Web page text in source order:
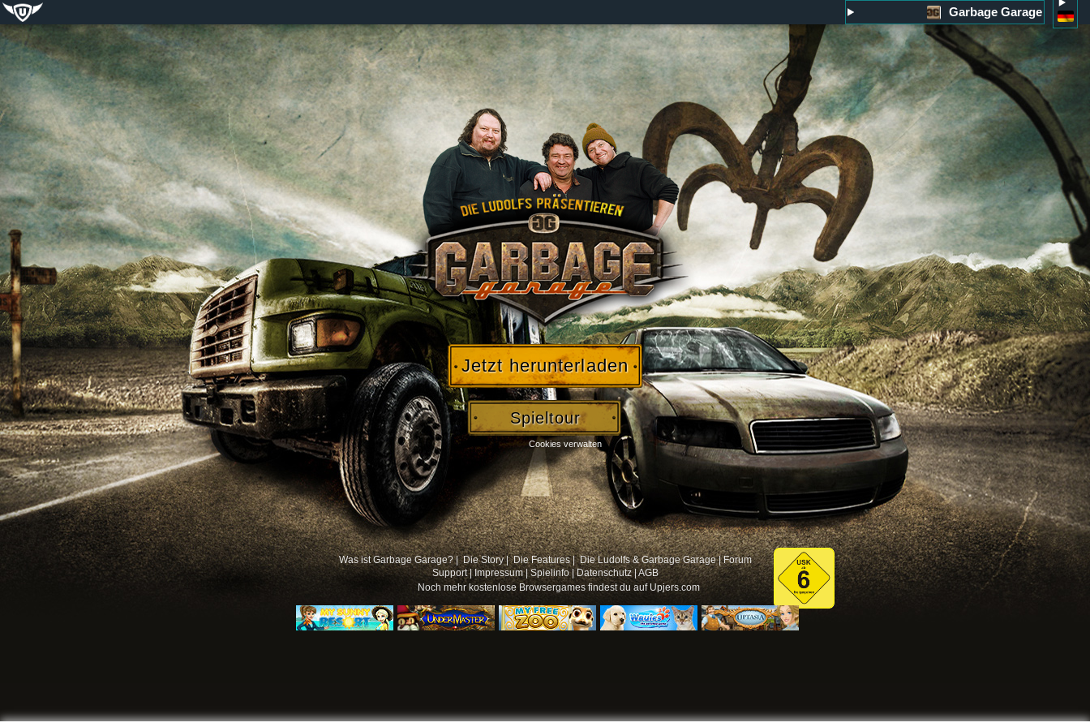
Garbage Garage
Jetzt herunterladen
Spieltour
Was ist Garbage Garage? | Die Story | Die Features | Die Ludolfs & Garbage Garage|Forum
Support|Impressum|Spielinfo|Datenschutz|AGB
Noch mehr kostenlose Browsergamesfindest du auf Upjers.com
Cookies verwalten